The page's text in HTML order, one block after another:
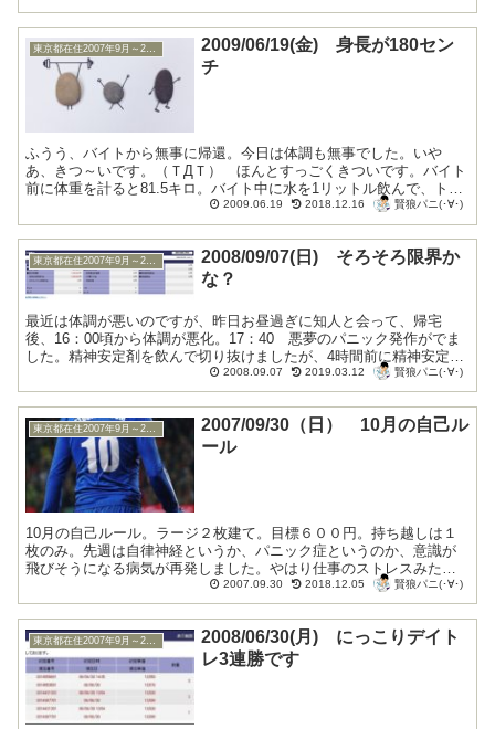
東京都在住2007年9月～2009年10月
2009/06/19(金) 身長が180セン
チ
ふうう、バイトから無事に帰還。今日は体調も無事でした。いや
あ、きつ～いです。（ＴДＴ） ほんとすっごくきついです。バイト
前に体重を計ると81.5キロ。バイト中に水を1リットル飲んで、トイ
レは行かず。帰宅後に体重を計ると、80.4キロ...
2009.06.19 2018.12.16 賢狼パニ(･∀･)
東京都在住2007年9月～2009年10月
2008/09/07(日) そろそろ限界か
な？
最近は体調が悪いのですが、昨日お昼過ぎに知人と会って、帰宅
後、16：00頃から体調が悪化。17：40 悪夢のパニック発作がでま
した。精神安定剤を飲んで切り抜けましたが、4時間前に精神安定剤
を飲んでいるので、薬の効きが悪くなっているみたいです...
2008.09.07 2019.03.12 賢狼パニ(･∀･)
東京都在住2007年9月～2009年10月
2007/09/30（日） 10月の自己ル
ール
10月の自己ルール。ラージ２枚建て。目標６００円。持ち越しは１
枚のみ。先週は自律神経というか、パニック症というのか、意識が
飛びそうになる病気が再発しました。やはり仕事のストレスみたい
です。退職届けを早く出さないと、逝きそ...
2007.09.30 2018.12.05 賢狼パニ(･∀･)
東京都在住2007年9月～2009年10月
2008/06/30(月) にっこりデイト
レ3連勝です